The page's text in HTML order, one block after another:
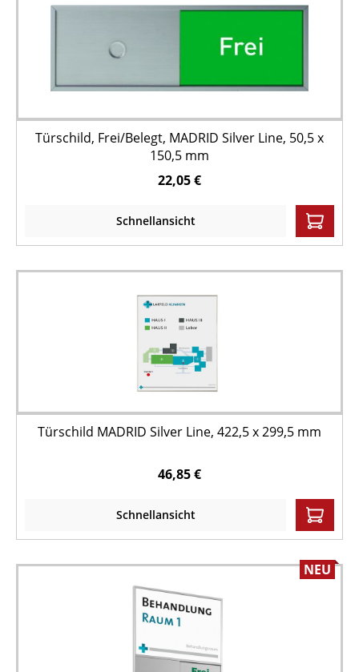
Türschild, Frei/Belegt, MADRID Silver Line, 50,5 x
150,5 mm
22,05 €
Schnellansicht
Türschild MADRID Silver Line, 422,5 x 299,5 mm
46,85 €
Schnellansicht
NEU